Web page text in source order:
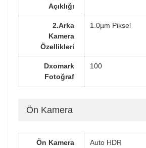
Açıklığı
2.Arka
Kamera
Özellikleri
1.0µm Piksel
Dxomark
Fotoğraf
100
Ön Kamera
Ön Kamera
Auto HDR